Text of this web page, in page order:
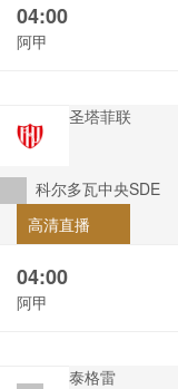
04:00
阿甲
圣塔菲联
科尔多瓦中央SDE
高清直播
04:00
阿甲
泰格雷